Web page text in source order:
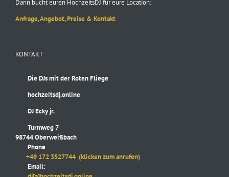
Dann bucht euren HochzeitsDJ für eure Location:
Anfrage, Angebot, Preise & Kontakt
KONTAKT
Die DJs mit der Roten Fliege
hochzeitsdj.online
DJ Ecky jr.
Turmweg 7
98744 Oberweißbach
Phone
+49 172 3527744 (klicken zum anrufen)
Email: